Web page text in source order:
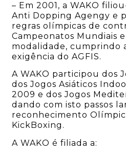
– Em 2001, a WAKO
Anti Dopping Agengy e
regras olímpicas de
Campeonatos Mundiais
modalidade, cumprindo
exigência do AGFIS.
A WAKO participou dos
dos Jogos Asiáticos
2009 e dos Jogos
dando com isto passos
reconhecimento
KickBoxing.
A WAKO é filiada a: